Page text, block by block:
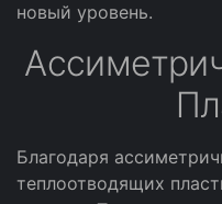
новый уровень.
Благодаря
теплоотводящих